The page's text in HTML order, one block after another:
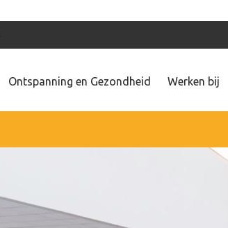
Ontspanning en Gezondheid Werken bij